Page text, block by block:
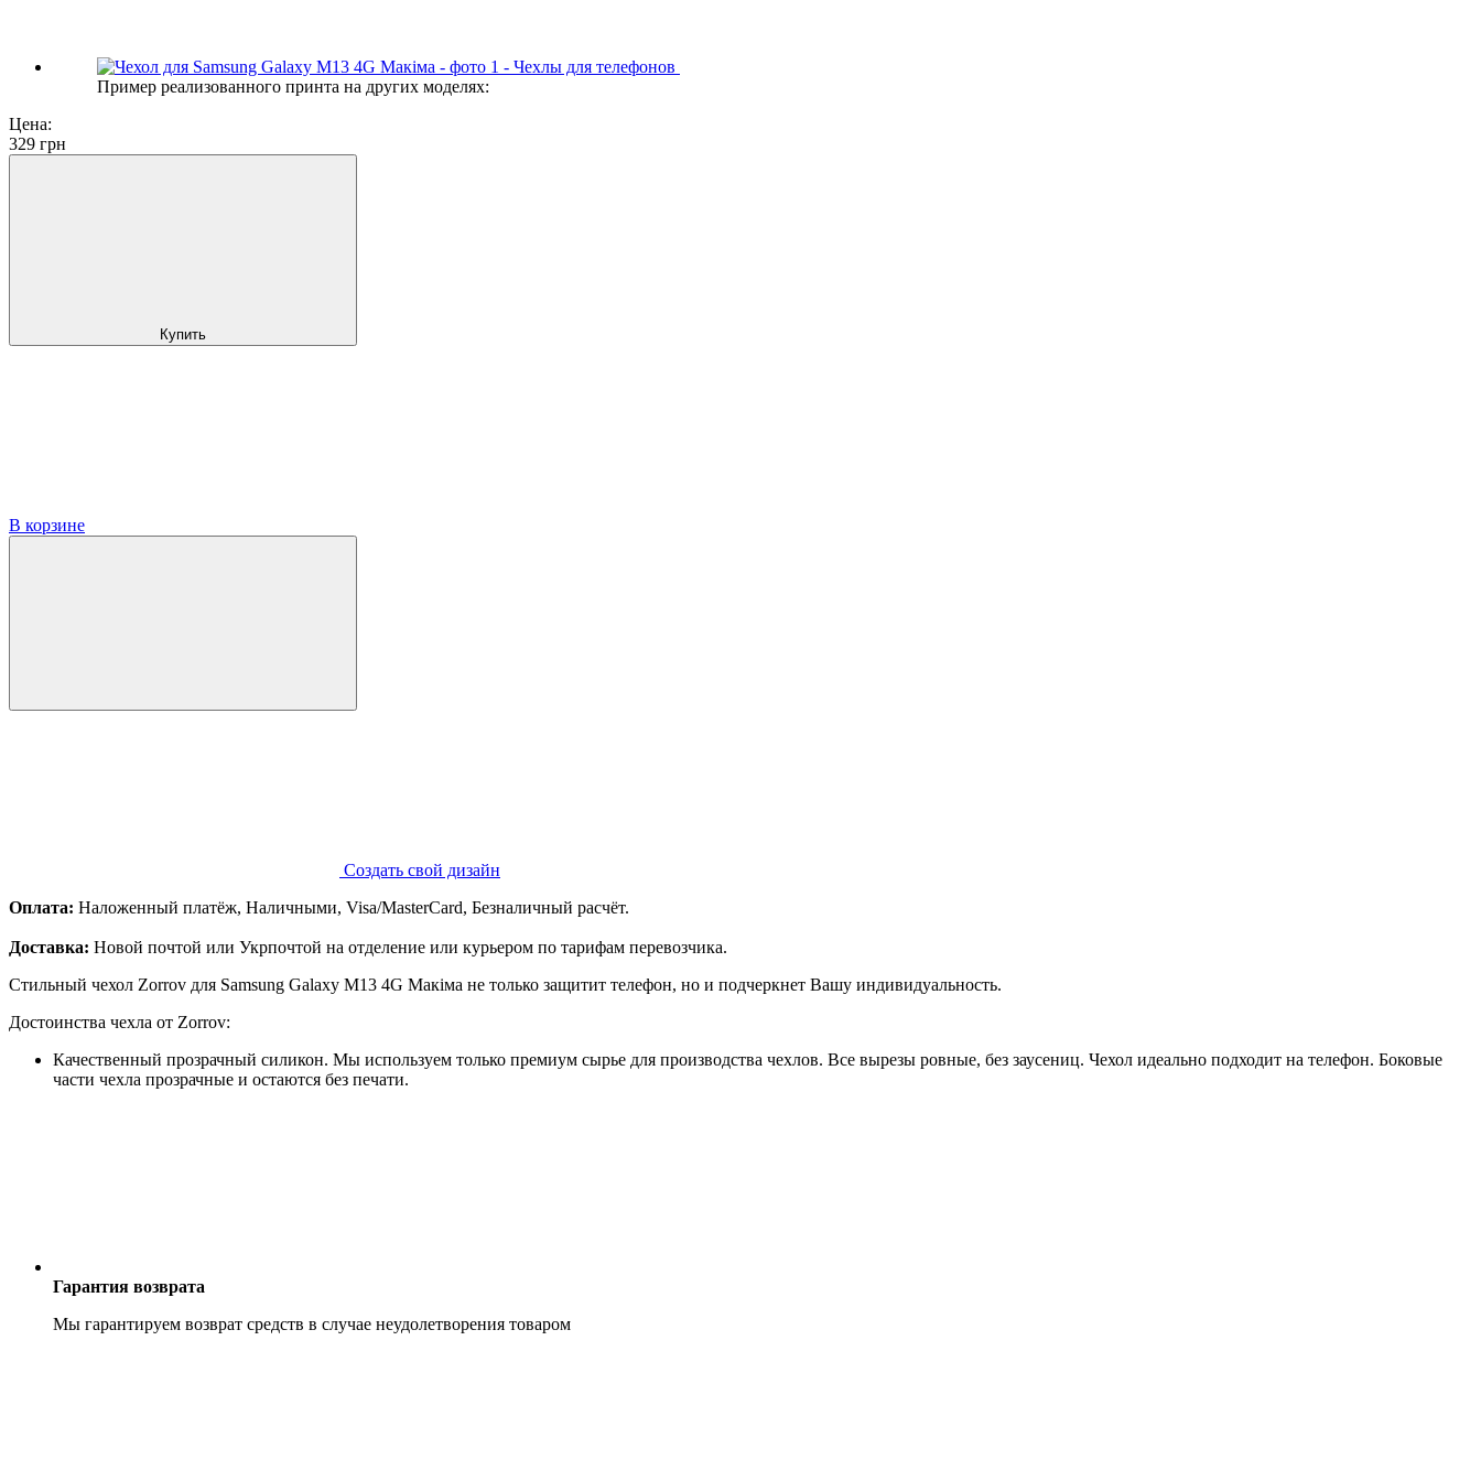
Пример реализованного принта на других моделях:
Цена:
329 грн
Купить
В корзине
Создать свой дизайн
Оплата: Наложенный платёж, Наличными, Visa/MasterCard, Безналичный расчёт.
Доставка: Новой почтой или Укрпочтой на отделение или курьером по тарифам перевозчика.
Стильный чехол Zorrov для Samsung Galaxy M13 4G Макіма не только защитит телефон, но и подчеркнет Вашу индивидуальность.
Достоинства чехла от Zorrov:
Качественный прозрачный силикон. Мы используем только премиум сырье для производства чехлов. Все вырезы ровные, без заусениц. Чехол идеально подходит на телефон. Боковые
части чехла прозрачные и остаются без печати.
Гарантия возврата
Мы гарантируем возврат средств в случае неудолетворения товаром